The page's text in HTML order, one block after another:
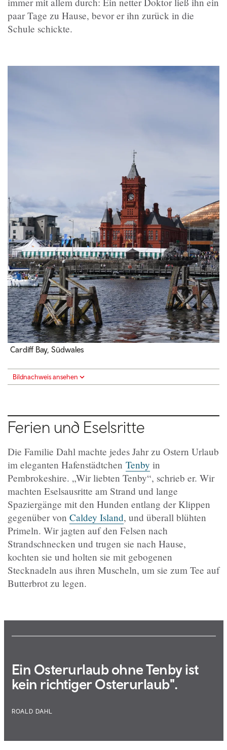
paar Tage zu Hause, bevor er ihn zurück in die
Schule schickte.
Cardiff Bay, Südwales
Bildnachweis ansehen
Ferien und Eselsritte
Die Familie Dahl machte jedes Jahr zu Ostern Urlaub
im eleganten Hafenstädtchen Tenby in
Pembrokeshire. „Wir liebten Tenby“, schrieb er. Wir
machten Eselsausritte am Strand und lange
Spaziergänge mit den Hunden entlang der Klippen
gegenüber von Caldey Island, und überall blühten
Primeln. Wir jagten auf den Felsen nach
Strandschnecken und trugen sie nach Hause,
kochten sie und holten sie mit gebogenen
Stecknadeln aus ihren Muscheln, um sie zum Tee auf
Butterbrot zu legen.
Ein Osterurlaub ohne Tenby ist
kein richtiger Osterurlaub".
ROALD DAHL